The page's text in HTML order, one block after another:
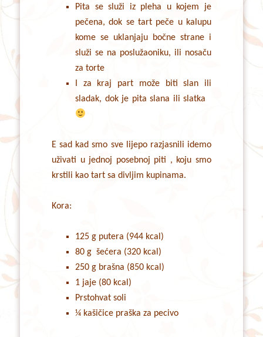
Pita se služi iz pleha u kojem je
pečena, dok se tart peče u kalupu
kome se uklanjaju bočne strane i
služi se na poslužaoniku, ili nosaču
za torte
I za kraj part može biti slan ili
sladak, dok je pita slana ili slatka
E sad kad smo sve lijepo razjasnili idemo
uživati u jednoj posebnoj piti , koju smo
krstili kao tart sa divljim kupinama.
Kora:
125 g putera (944 kcal)
80 g šećera (320 kcal)
250 g brašna (850 kcal)
1 jaje (80 kcal)
Prstohvat soli
¼ kašičice praška za pecivo